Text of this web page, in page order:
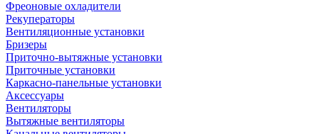
Фреоновые охладители
Рекуператоры
Вентиляционные установки
Бризеры
Приточно-вытяжные установки
Приточные установки
Каркасно-панельные установки
Аксессуары
Вентиляторы
Вытяжные вентиляторы